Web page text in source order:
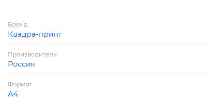
Бренд
Квадра-принт
Производитель
Россия
Формат
А4